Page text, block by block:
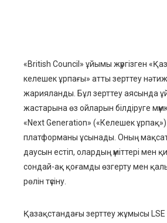
«British Council» ұйымы жүргізген
келешек ұрпағы» атты зерттеу
жарияланды. Бұл зерттеу аясында
жастарына өз ойларын білдіруге
«Next Generation» («Келешек
платформаны ұсынады. Оның
даусын естіп, олардың үміттері мен
сондай-ақ қоғамды өзгерту мен
рөлін түсіну.
Қазақстандағы зерттеу жұмысы LSE